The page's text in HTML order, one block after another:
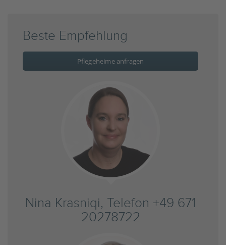
Beste Empfehlung
Pflegeheime anfragen
Nina Krasniqi, Telefon +49 671
20278722